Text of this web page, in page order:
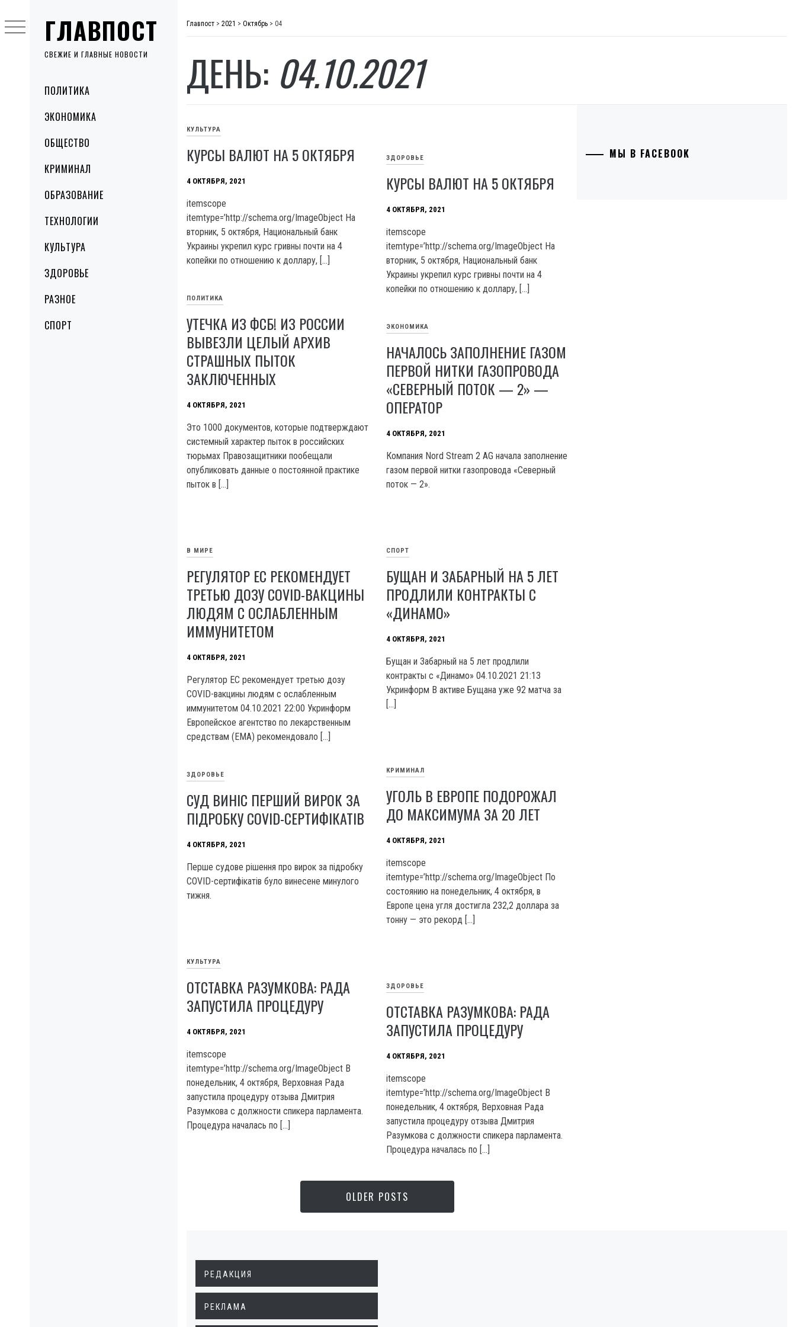
ГЛАВПОСТ
СВЕЖИЕ И ГЛАВНЫЕ НОВОСТИ
MenuПОЛИТИКА
ЭКОНОМИКА
ОБЩЕСТВО
КРИМИНАЛ
ОБРАЗОВАНИЕ
ТЕХНОЛОГИИ
КУЛЬТУРА
ЗДОРОВЬЕ
РАЗНОЕ
СПОРТ
to
content
Главпост > 2021 > Октябрь > 04
ДЕНЬ: 04.10.2021
КУЛЬТУРА
КУРСЫ ВАЛЮТ НА 5 ОКТЯБРЯ
4 ОКТЯБРЯ, 2021
itemscope
itemtype=’http://schema.org/ImageObject На
вторник, 5 октября, Национальный банк
Украины укрепил курс гривны почти на 4
копейки по отношению к доллару, […]
ЗДОРОВЬЕ
КУРСЫ ВАЛЮТ НА 5 ОКТЯБРЯ
4 ОКТЯБРЯ, 2021
itemscope
itemtype=’http://schema.org/ImageObject На
вторник, 5 октября, Национальный банк
Украины укрепил курс гривны почти на 4
копейки по отношению к доллару, […]
ПОЛИТИКА
УТЕЧКА ИЗ ФСБ! ИЗ РОССИИ
ВЫВЕЗЛИ ЦЕЛЫЙ АРХИВ
СТРАШНЫХ ПЫТОК
ЗАКЛЮЧЕННЫХ
4 ОКТЯБРЯ, 2021
Это 1000 документов, которые подтверждают
системный характер пыток в российских
тюрьмах Правозащитники пообещали
опубликовать данные о постоянной практике
пыток в […]
ЭКОНОМИКА
НАЧАЛОСЬ ЗАПОЛНЕНИЕ ГАЗОМ
ПЕРВОЙ НИТКИ ГАЗОПРОВОДА
«СЕВЕРНЫЙ ПОТОК — 2» —
ОПЕРАТОР
4 ОКТЯБРЯ, 2021
Компания Nord Stream 2 AG начала заполнение
газом первой нитки газопровода «Северный
поток — 2».
В МИРЕ
РЕГУЛЯТОР ЕС РЕКОМЕНДУЕТ
ТРЕТЬЮ ДОЗУ COVID-ВАКЦИНЫ
ЛЮДЯМ С ОСЛАБЛЕННЫМ
ИММУНИТЕТОМ
4 ОКТЯБРЯ, 2021
Регулятор ЕС рекомендует третью дозу
COVID-вакцины людям с ослабленным
иммунитетом 04.10.2021 22:00 Укринформ
Европейское агентство по лекарственным
средствам (EMA) рекомендовало […]
СПОРТ
БУЩАН И ЗАБАРНЫЙ НА 5 ЛЕТ
ПРОДЛИЛИ КОНТРАКТЫ С
«ДИНАМО»
4 ОКТЯБРЯ, 2021
Бущан и Забарный на 5 лет продлили
контракты с «Динамо» 04.10.2021 21:13
Укринформ В активе Бущана уже 92 матча за
[…]
КРИМИНАЛ
УГОЛЬ В ЕВРОПЕ ПОДОРОЖАЛ
ДО МАКСИМУМА ЗА 20 ЛЕТ
4 ОКТЯБРЯ, 2021
itemscope
itemtype=’http://schema.org/ImageObject По
состоянию на понедельник, 4 октября, в
Европе цена угля достигла 232,2 доллара за
тонну — это рекорд […]
ЗДОРОВЬЕ
СУД ВИНІС ПЕРШИЙ ВИРОК ЗА
ПІДРОБКУ COVID-СЕРТИФІКАТІВ
4 ОКТЯБРЯ, 2021
Перше судове рішення про вирок за підробку
COVID-сертифікатів було винесене минулого
тижня.
КУЛЬТУРА
ОТСТАВКА РАЗУМКОВА: РАДА
ЗАПУСТИЛА ПРОЦЕДУРУ
4 ОКТЯБРЯ, 2021
itemscope
itemtype=’http://schema.org/ImageObject В
понедельник, 4 октября, Верховная Рада
запустила процедуру отзыва Дмитрия
Разумкова с должности спикера парламента.
Процедура началась по […]
ЗДОРОВЬЕ
ОТСТАВКА РАЗУМКОВА: РАДА
ЗАПУСТИЛА ПРОЦЕДУРУ
4 ОКТЯБРЯ, 2021
itemscope
itemtype=’http://schema.org/ImageObject В
понедельник, 4 октября, Верховная Рада
запустила процедуру отзыва Дмитрия
Разумкова с должности спикера парламента.
Процедура началась по […]
OLDER POSTS
МЫ В FACEBOOK
РЕДАКЦИЯ
РЕКЛАМА